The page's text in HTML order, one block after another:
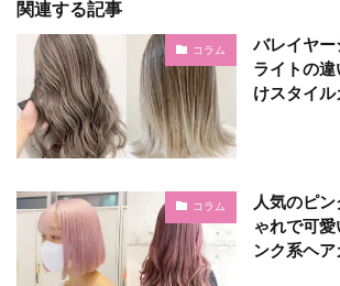
関連する記事
コラム
バレイヤー
ライトの
けスタイル
コラム
人気のピ
ゃれで可
ンク系ヘ